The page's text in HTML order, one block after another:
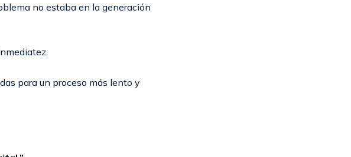
no estaba en la generación
para un proceso más lento y